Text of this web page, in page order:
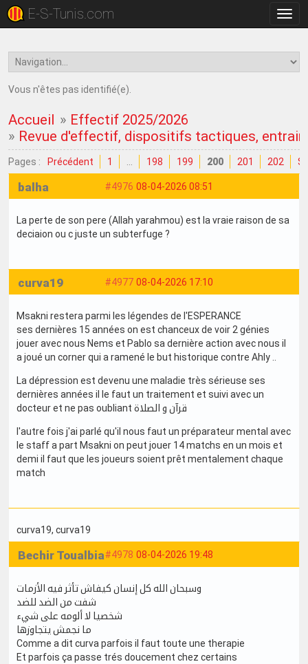
la
E-S-Tunis.com
Vous n'êtes pas identifié(e).
Accueil » Effectif 2025/2026
» Revue d'effectif, dispositifs tactiques,
Pages : Précédent 1 198 199 200 201 202
#4976 08-04-2026 08:51
balha
La perte de son pere (Allah yarahmou) est la vraie raison de sa
deciaion ou c juste un subterfuge ?
#4977 08-04-2026 17:10
curva19
Msakni restera parmi les légendes de l'ESPERANCE
ses dernières 15 années on est chanceux de voir 2 génies
jouer avec nous Nems et Pablo sa dernière action avec nous il
a joué un corner qui a ramené le but historique contre Ahly ..
La dépression est devenu une maladie très sérieuse ses
dernières années il le faut un traitement et suivi avec un
docteur et ne pas oubliant قرآن و الصلاة
l'autre fois j'ai parlé qu'il nous faut un préparateur mental avec
le staff a part Msakni on peut jouer 14 matchs en un mois et
demi il faut que les joueurs soient prêt mentalement chaque
match
curva19, curva19
#4978 08-04-2026 19:48
Bechir Toualbia
وسبحان الله كل إنسان كيفاش تأثر فيه الأزمات
شفت من الضد للضد
شخصيا لا ألومه على شيء
ما نجمش يتجاوزها
Comme a dit curva parfois il faut toute une therapie
Et parfois ça passe trés doucement chez certains